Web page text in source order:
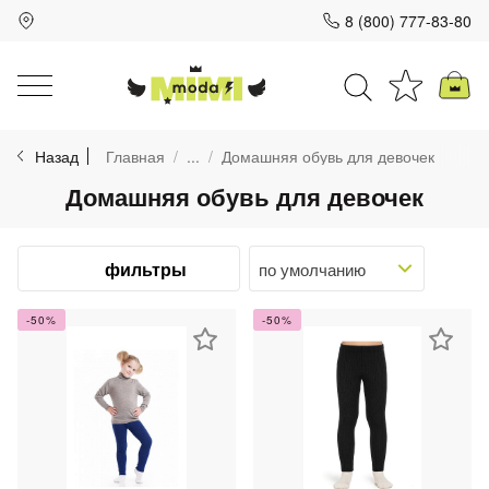
8 (800) 777-83-80
Назад Главная ... Домашняя обувь для девочек
Домашняя обувь для девочек
фильтры
-50% -50%
Для клиентов всех банков
Разбейте
оплатуна части
без переплат
График платежей